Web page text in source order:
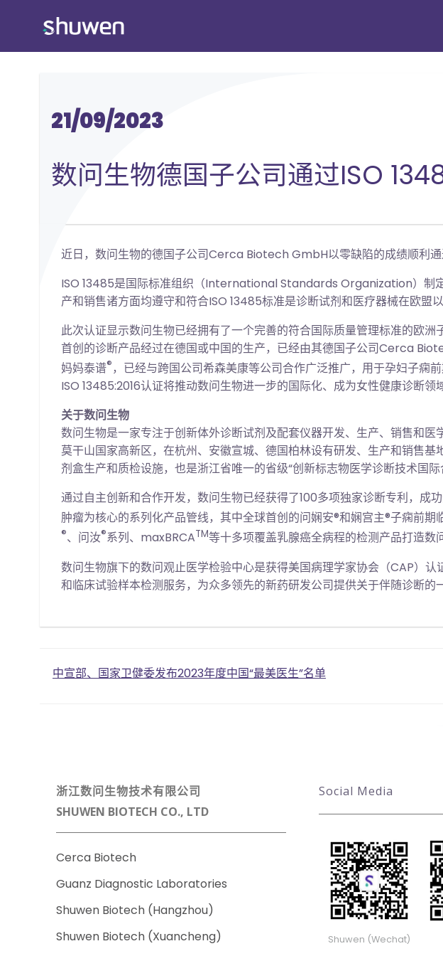
21/09/2023
数问生物德国子公司通过ISO
近日，数问生物的德国子公司Cerca Biotech GmbH以零缺陷的成绩顺利通
ISO 13485是国际标准组织（International Standards Organization）制
产和销售诸方面均遵守和符合ISO 13485标准是诊断试剂和医疗器械在欧盟
此次认证显示数问生物已经拥有了一个完善的符合国际质量管理标准的欧
首创的诊断产品经过在德国或中国的生产，已经由其德国子公司Cerca
妈妈泰谱® ，已经与跨国公司希森美康等公司合作广泛推广，用于孕妇子痫
ISO 13485:2016认证将推动数问生物进一步的国际化、成为女性健康诊断领
关于数问生物
数问生物是一家专注于创新体外诊断试剂及配套仪器开发、生产、销售和
莫干山国家高新区，在杭州、安徽宣城、德国柏林设有研发、生产和销售
剂盒生产和质检设施，也是浙江省唯一的省级“创新标志物医学诊断技术国际
通过自主创新和合作开发，数问生物已经获得了100多项独家诊断专利，
肿瘤为核心的系列化产品管线，其中全球首创的问娴安®和娴宫主®子痫前
®、问汝®系列、maxBRCATM等十多项覆盖乳腺癌全病程的检测产品打造数
数问生物旗下的数问观止医学检验中心是获得美国病理学家协会（CAP）
和临床试验样本检测服务，为众多领先的新药研发公司提供关于伴随诊断
Post
中宣部、国家卫健委发布2023年度中国“最美医生”名单
浙江数问生物技术有限公司
SHUWEN BIOTECH CO., LTD
Cerca Biotech
Guanz Diagnostic Laboratories
Shuwen Biotech (Hangzhou)
Shuwen Biotech (Xuancheng)
Social Media
Shuwen (Wechat)